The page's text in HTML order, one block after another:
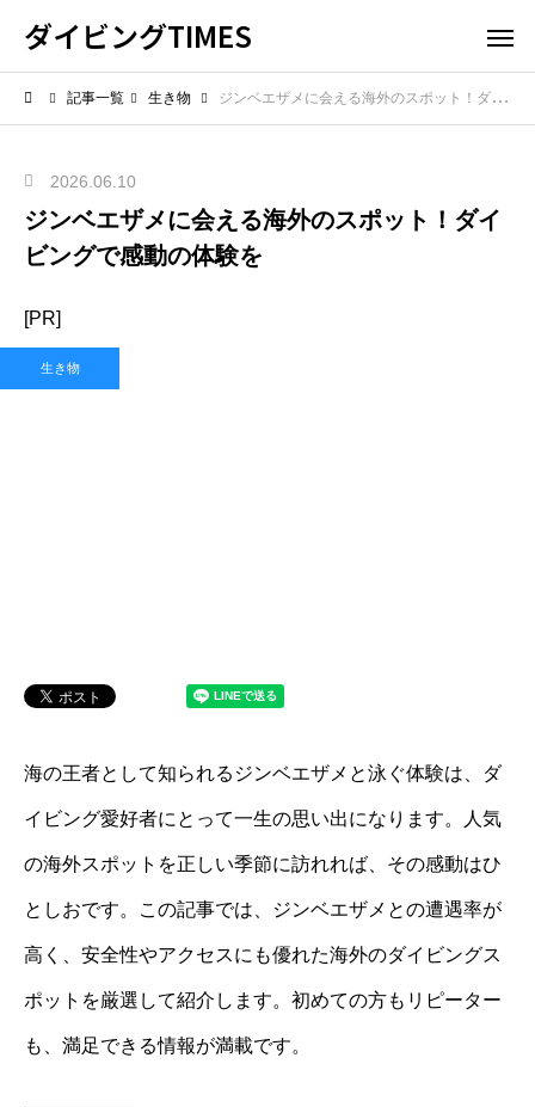
ダイビングTIMES
記事一覧 生き物 ジンベエザメに会える海外のスポット！ダイビングで感動の体験を
2026.06.10
ジンベエザメに会える海外のスポット！ダイ
ビングで感動の体験を
[PR]
生き物
海の王者として知られるジンベエザメと泳ぐ体験は、ダ
イビング愛好者にとって一生の思い出になります。人気
の海外スポットを正しい季節に訪れれば、その感動はひ
としおです。この記事では、ジンベエザメとの遭遇率が
高く、安全性やアクセスにも優れた海外のダイビングス
ポットを厳選して紹介します。初めての方もリピーター
も、満足できる情報が満載です。